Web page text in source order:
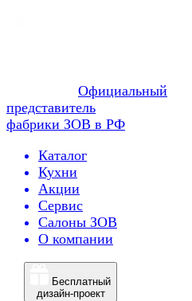
Официальный
представитель
фабрики ЗОВ в РФ
Каталог
Кухни
Акции
Сервис
Салоны ЗОВ
О компании
Бесплатный
дизайн-проект